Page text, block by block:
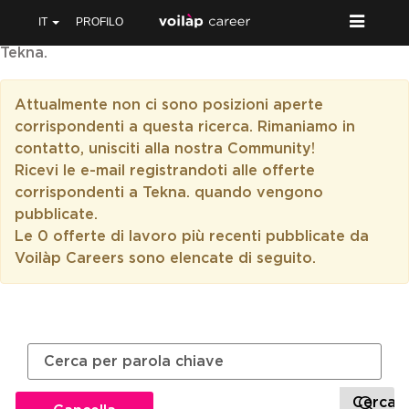
IT PROFILO
Tekna.
Attualmente non ci sono posizioni aperte
corrispondenti a questa ricerca. Rimaniamo in
contatto, unisciti alla nostra Community!
Ricevi le e-mail registrandoti alle offerte
corrispondenti a Tekna. quando vengono
pubblicate.
Le 0 offerte di lavoro più recenti pubblicate da
Voilàp Careers sono elencate di seguito.